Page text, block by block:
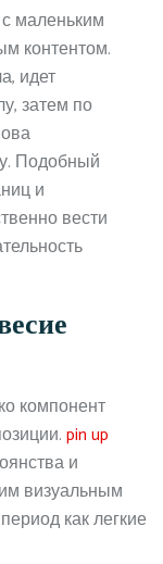
маленьким
контентом.
идет
затем по
Подобный
и
вести
компонент
pin up
и
визуальным
как легкие